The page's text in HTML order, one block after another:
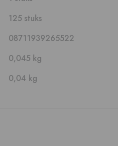
125 stuks
08711939265522
0,045 kg
0,04 kg